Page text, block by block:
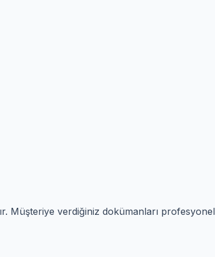
Müşteriye verdiğiniz dokümanları